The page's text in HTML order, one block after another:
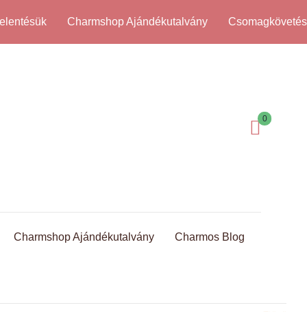
Charmshop Ajándékutalvány Csomagkövetés
0
Charmshop Ajándékutalvány Charmos Blog